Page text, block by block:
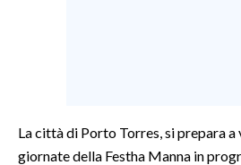
La città di Porto Torres, si prepara a
giornate della Festha Manna in